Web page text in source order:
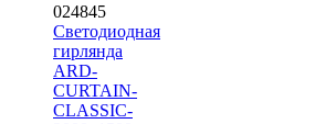
024845
Светодиодная
гирлянда
ARD-
CURTAIN-
CLASSIC-